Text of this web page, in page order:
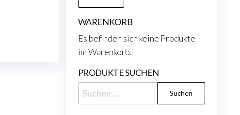
WARENKORB
Es befinden sich keine Produkte
im Warenkorb.
PRODUKTE SUCHEN
Suchen
nach: